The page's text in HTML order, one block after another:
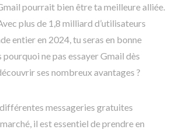
pourrait bien être ta meilleure alliée.
plus de 1,8 milliard d’utilisateurs
entier en 2024, tu seras en bonne
ne pas essayer Gmail dès
ses nombreux avantages ?
messageries gratuites
il est essentiel de prendre en